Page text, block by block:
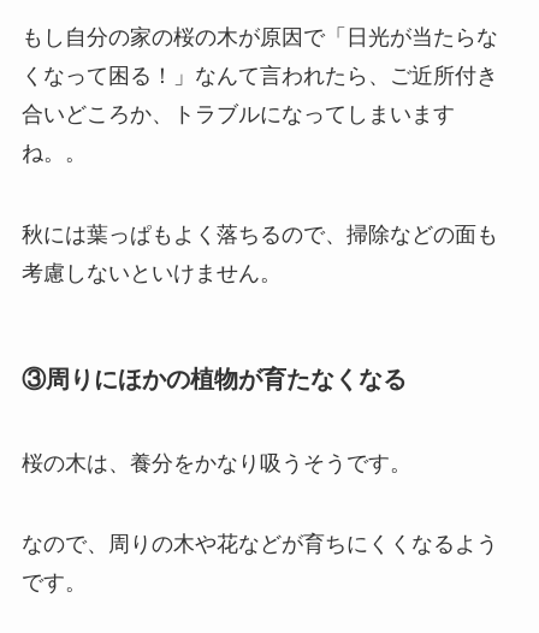
もし自分の家の桜の木が原因で「日光が当たらな
くなって困る！」なんて言われたら、ご近所付き
合いどころか、トラブルになってしまいます
ね。。
秋には葉っぱもよく落ちるので、掃除などの面も
考慮しないといけません。
③周りにほかの植物が育たなくなる
桜の木は、養分をかなり吸うそうです。
なので、周りの木や花などが育ちにくくなるよう
です。